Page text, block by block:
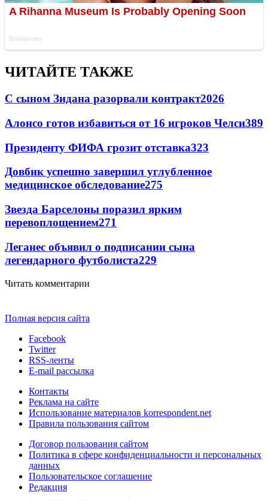
ЧИТАЙТЕ ТАКЖЕ
С сыном Зидана разорвали контракт2026
Алонсо готов избавиться от 16 игроков Челси389
Президенту ФИФА грозит отставка323
Довбик успешно завершил углубленное
медицинское обследование275
Звезда Барселоны поразил ярким
перевоплощением271
Леганес объявил о подписании сына
легендарного футболиста229
Читать комментарии
Полная версия сайта
Facebook
Twitter
RSS-ленты
E-mail рассылка
Контакты
Реклама на сайте
Использование материалов korrespondent.net
Правила пользования сайтом
Договор пользования сайтом
Политика в сфере конфиденциальности и персональных
данных
Пользовательское соглашение
Редакция